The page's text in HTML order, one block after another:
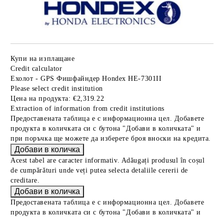
Купи на изплащане
Credit calculator
Ехолот - GPS Фишфайндер Hondex HE-7301II
Please select credit institution
Цена на продукта: €2,319.22
Extraction of information from credit institutions
Предоставената таблица е с информационна цел. Добавете
продукта в количката си с бутона "Добави в количката" и
при поръчка ще можете да изберете броя вноски на кредита.
Acest tabel are caracter informativ. Adăugați produsul în coșul
de cumpărături unde veți putea selecta detaliile cererii de
creditare.
Предоставената таблица е с информационна цел. Добавете
продукта в количката си с бутона "Добави в количката" и